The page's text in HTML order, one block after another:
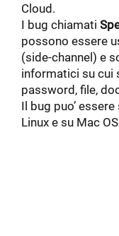
Cloud.
I bug chiamati
possono essere
(side-channel) e
informatici su cui
password, file,
Il bug puo’
Linux e su Mac